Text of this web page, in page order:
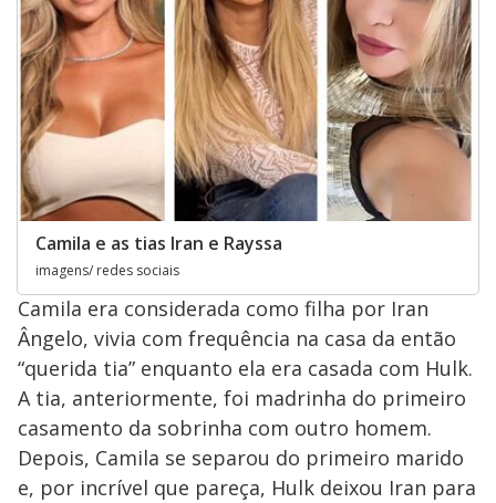
Camila e as tias Iran e Rayssa
imagens/ redes sociais
Camila era considerada como filha por Iran
Ângelo, vivia com frequência na casa da então
“querida tia” enquanto ela era casada com Hulk.
A tia, anteriormente, foi madrinha do primeiro
casamento da sobrinha com outro homem.
Depois, Camila se separou do primeiro marido
e, por incrível que pareça, Hulk deixou Iran para